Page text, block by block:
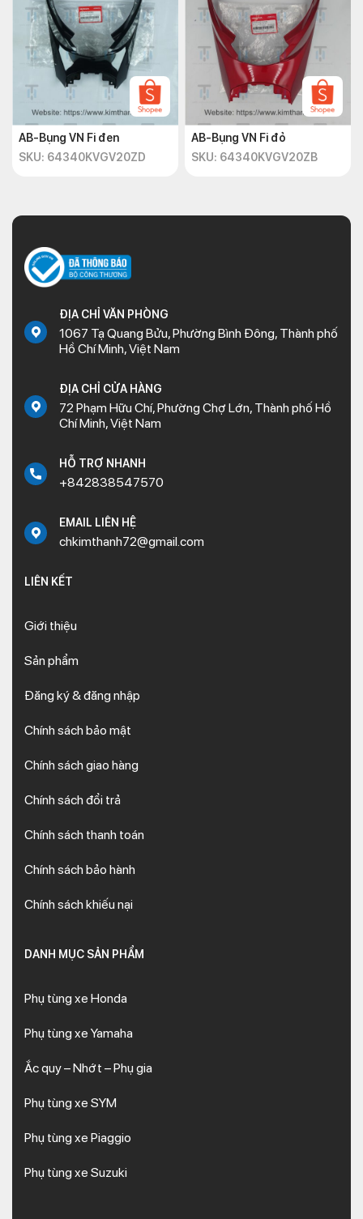
AB-Bụng VN Fi đen
SKU: 64340KVGV20ZD
AB-Bụng VN Fi đỏ
SKU: 64340KVGV20ZB
ĐỊA CHỈ VĂN PHÒNG
1067 Tạ Quang Bửu, Phường Bình Đông, Thành phố
Hồ Chí Minh, Việt Nam
ĐỊA CHỈ CỬA HÀNG
72 Phạm Hữu Chí, Phường Chợ Lớn, Thành phố Hồ
Chí Minh, Việt Nam
HỖ TRỢ NHANH
+842838547570
EMAIL LIÊN HỆ
chkimthanh72@gmail.com
LIÊN KẾT
Giới thiệu
Sản phẩm
Đăng ký & đăng nhập
Chính sách bảo mật
Chính sách giao hàng
Chính sách đổi trả
Chính sách thanh toán
Chính sách bảo hành
Chính sách khiếu nại
DANH MỤC SẢN PHẨM
Phụ tùng xe Honda
Phụ tùng xe Yamaha
Ắc quy – Nhớt – Phụ gia
Phụ tùng xe SYM
Phụ tùng xe Piaggio
Phụ tùng xe Suzuki